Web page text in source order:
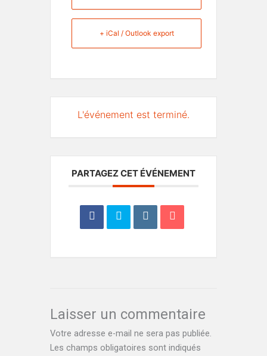
+ iCal / Outlook export
L'événement est terminé.
PARTAGEZ CET ÉVÉNEMENT
Laisser un commentaire
Votre adresse e-mail ne sera pas publiée.
Les champs obligatoires sont indiqués